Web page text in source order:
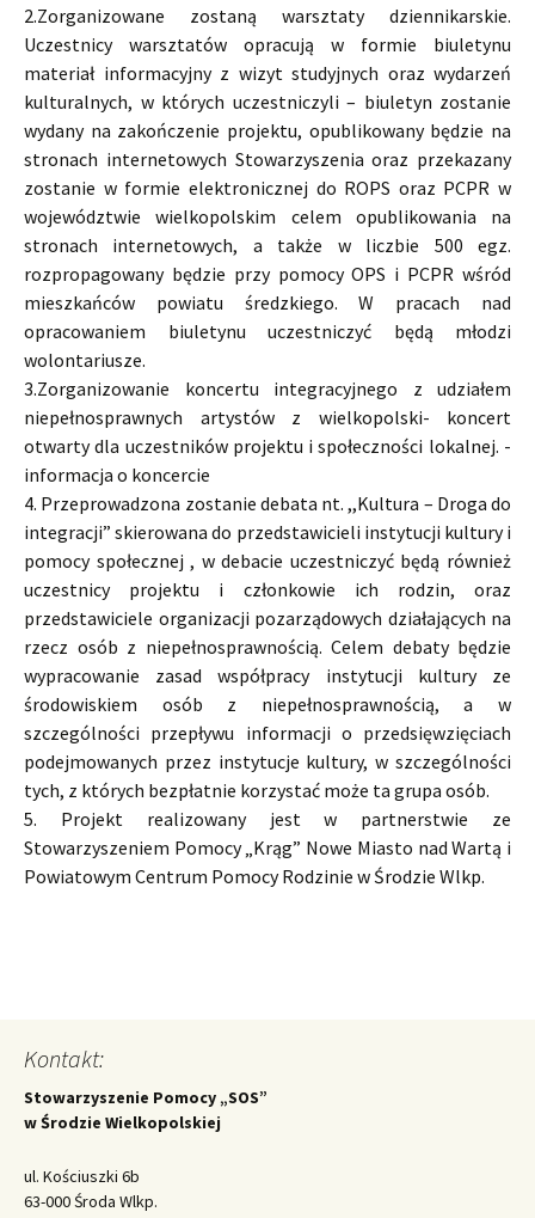
2.Zorganizowane zostaną warsztaty dziennikarskie.
Uczestnicy warsztatów opracują w formie biuletynu
materiał informacyjny z wizyt studyjnych oraz wydarzeń
kulturalnych, w których uczestniczyli – biuletyn zostanie
wydany na zakończenie projektu, opublikowany będzie na
stronach internetowych Stowarzyszenia oraz przekazany
zostanie w formie elektronicznej do ROPS oraz PCPR w
województwie wielkopolskim celem opublikowania na
stronach internetowych, a także w liczbie 500 egz.
rozpropagowany będzie przy pomocy OPS i PCPR wśród
mieszkańców powiatu średzkiego. W pracach nad
opracowaniem biuletynu uczestniczyć będą młodzi
wolontariusze.
3.Zorganizowanie koncertu integracyjnego z udziałem
niepełnosprawnych artystów z wielkopolski- koncert
otwarty dla uczestników projektu i społeczności lokalnej. -
informacja o koncercie
4. Przeprowadzona zostanie debata nt. ,,Kultura – Droga do
integracji” skierowana do przedstawicieli instytucji kultury i
pomocy społecznej , w debacie uczestniczyć będą również
uczestnicy projektu i członkowie ich rodzin, oraz
przedstawiciele organizacji pozarządowych działających na
rzecz osób z niepełnosprawnością. Celem debaty będzie
wypracowanie zasad współpracy instytucji kultury ze
środowiskiem osób z niepełnosprawnością, a w
szczególności przepływu informacji o przedsięwzięciach
podejmowanych przez instytucje kultury, w szczególności
tych, z których bezpłatnie korzystać może ta grupa osób.
5. Projekt realizowany jest w partnerstwie ze
Stowarzyszeniem Pomocy „Krąg” Nowe Miasto nad Wartą i
Powiatowym Centrum Pomocy Rodzinie w Środzie Wlkp.
Kontakt:
Stowarzyszenie Pomocy „SOS”
w Środzie Wielkopolskiej
ul. Kościuszki 6b
63-000 Środa Wlkp.